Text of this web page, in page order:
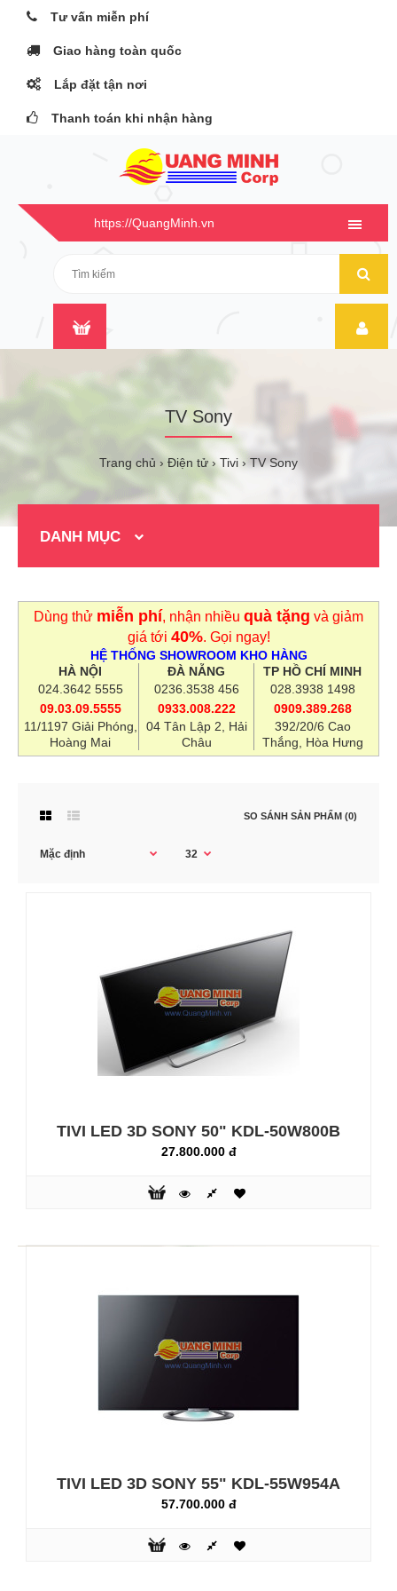
Tư vấn miễn phí
Giao hàng toàn quốc
Lắp đặt tận nơi
Thanh toán khi nhận hàng
https://QuangMinh.vn
TV Sony
Trang chủ Điện tử Tivi TV Sony
DANH MỤC
Dùng thử miễn phí, nhận nhiều quà tặng và giảm
giá tới 40%. Gọi ngay!
HỆ THỐNG SHOWROOM KHO HÀNG
HÀ NỘI
024.3642 5555
09.03.09.5555
11/1197 Giải Phóng,
Hoàng Mai
ĐÀ NẴNG
0236.3538 456
0933.008.222
04 Tân Lập 2, Hải
Châu
TP HỒ CHÍ MINH
028.3938 1498
0909.389.268
392/20/6 Cao
Thắng, Hòa Hưng
SO SÁNH SẢN PHẨM (0)
TIVI LED 3D SONY 50" KDL-50W800B
lượng Chi tiết tuyệt đẹp từ mọi nội
của Sony mang lại hình ảnh với kết cấu, màu sắc và đường
nét tuyệt vời. Bằng khả năng giảm nhiễu tiên tiến ngay cả
TIVI LED 3D SONY 50" KDL-50W800B
27.800.000 đ
TIVI LED 3D SONY 55" KDL-55W954A
57.700.000 đ